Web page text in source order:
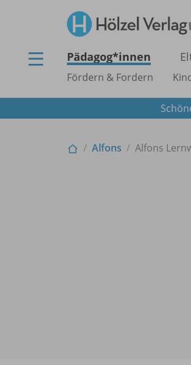
Pädagog*innen
Fördern & Fordern
Alfons Alfons